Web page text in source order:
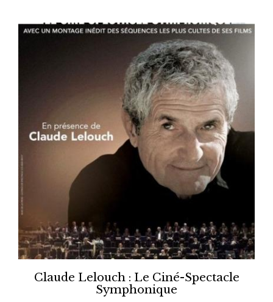
Claude Lelouch : Le Ciné-Spectacle
Symphonique